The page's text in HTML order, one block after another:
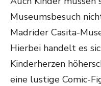
Museumsbesuch
Madrider Casita-
Hierbei handelt es
Kinderherzen
eine lustige Comic-